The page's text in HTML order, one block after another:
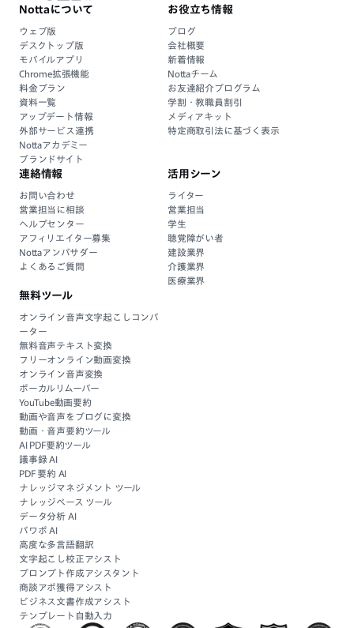
Nottaについて
ウェブ版
デスクトップ版
モバイルアプリ
Chrome拡張機能
料金プラン
資料一覧
アップデート情報
外部サービス連携
Nottaアカデミー
ブランドサイト
お役立ち情報
ブログ
会社概要
新着情報
Nottaチーム
お友達紹介プログラム
学割・教職員割引
メディアキット
特定商取引法に基づく表示
連絡情報
お問い合わせ
営業担当に相談
ヘルプセンター
アフィリエイター募集
Nottaアンバサダー
よくあるご質問
活用シーン
ライター
営業担当
学生
聴覚障がい者
建設業界
介護業界
医療業界
無料ツール
オンライン音声文字起こしコンバ
ーター
無料音声テキスト変換
フリーオンライン動画変換
オンライン音声変換
ボーカルリムーバー
YouTube動画要約
動画や音声をブログに変換
動画・音声要約ツール
AI PDF要約ツール
議事録 AI
PDF 要約 AI
ナレッジマネジメント ツール
ナレッジベース ツール
データ分析 AI
パワポ AI
高度な多言語翻訳
文字起こし校正アシスト
プロンプト作成アシスタント
商談アポ獲得アシスト
ビジネス文書作成アシスト
テンプレート自動入力